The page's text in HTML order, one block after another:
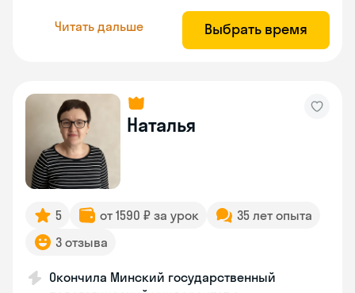
Читать дальше Выбрать время
Наталья
5 от 1590 ₽ за урок
35 лет опыта
3 отзыва
Окончила Минский государственный